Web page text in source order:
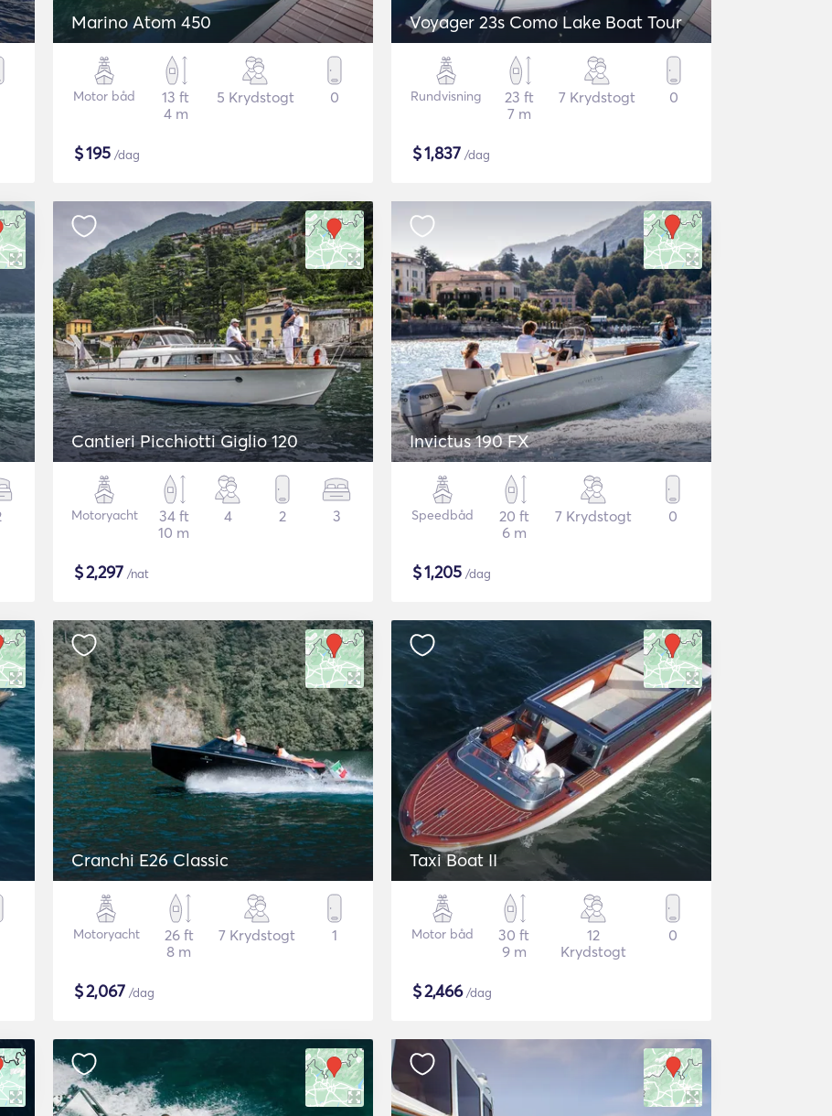
Marino Atom 450
Motor båd
13 ft
4 m
5 Krydstogt 0
$195 /dag
Voyager 23s Como Lake Boat Tour
Rundvisning
23 ft
7 m
7 Krydstogt 0
$1,837 /dag
Cantieri Picchiotti Giglio 120
Motoryacht
34 ft
10 m
4 2 3
$2,297 /nat
Invictus 190 FX
Speedbåd
20 ft
6 m
7 Krydstogt 0
$1,205 /dag
Cranchi E26 Classic
Motoryacht
26 ft
8 m
7 Krydstogt 1
$2,067 /dag
Taxi Boat II
Motor båd
30 ft
9 m
12
Krydstogt
0
$2,466/dag